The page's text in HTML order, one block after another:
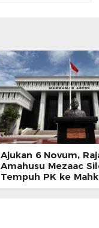
Ajukan 6 Novum,
Amahusu Mezaac
Tempuh PK ke
Agung